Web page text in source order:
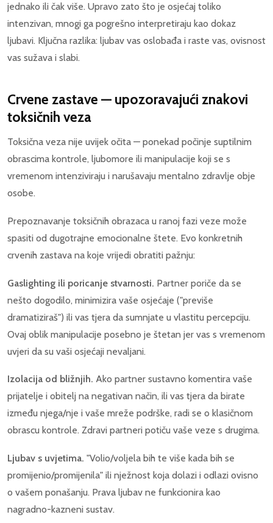
jednako ili čak više. Upravo zato što je osjećaj toliko
intenzivan, mnogi ga pogrešno interpretiraju kao dokaz
ljubavi. Ključna razlika: ljubav vas oslobađa i raste vas, ovisnost
vas sužava i slabi.
Crvene zastave — upozoravajući znakovi
toksičnih veza
Toksična veza nije uvijek očita — ponekad počinje suptilnim
obrascima kontrole, ljubomore ili manipulacije koji se s
vremenom intenziviraju i narušavaju mentalno zdravlje obje
osobe.
Prepoznavanje toksičnih obrazaca u ranoj fazi veze može
spasiti od dugotrajne emocionalne štete. Evo konkretnih
crvenih zastava na koje vrijedi obratiti pažnju:
Gaslighting ili poricanje stvarnosti. Partner poriče da se
nešto dogodilo, minimizira vaše osjećaje ("previše
dramatiziraš") ili vas tjera da sumnjate u vlastitu percepciju.
Ovaj oblik manipulacije posebno je štetan jer vas s vremenom
uvjeri da su vaši osjećaji nevaljani.
Izolacija od bližnjih. Ako partner sustavno komentira vaše
prijatelje i obitelj na negativan način, ili vas tjera da birate
između njega/nje i vaše mreže podrške, radi se o klasičnom
obrascu kontrole. Zdravi partneri potiču vaše veze s drugima.
Ljubav s uvjetima. "Volio/voljela bih te više kada bih se
promijenio/promijenila" ili nježnost koja dolazi i odlazi ovisno
o vašem ponašanju. Prava ljubav ne funkcionira kao
nagradno-kazneni sustav.